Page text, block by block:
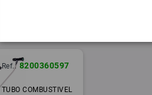
Ref.: 8200360597
TUBO COMBUSTIVEL